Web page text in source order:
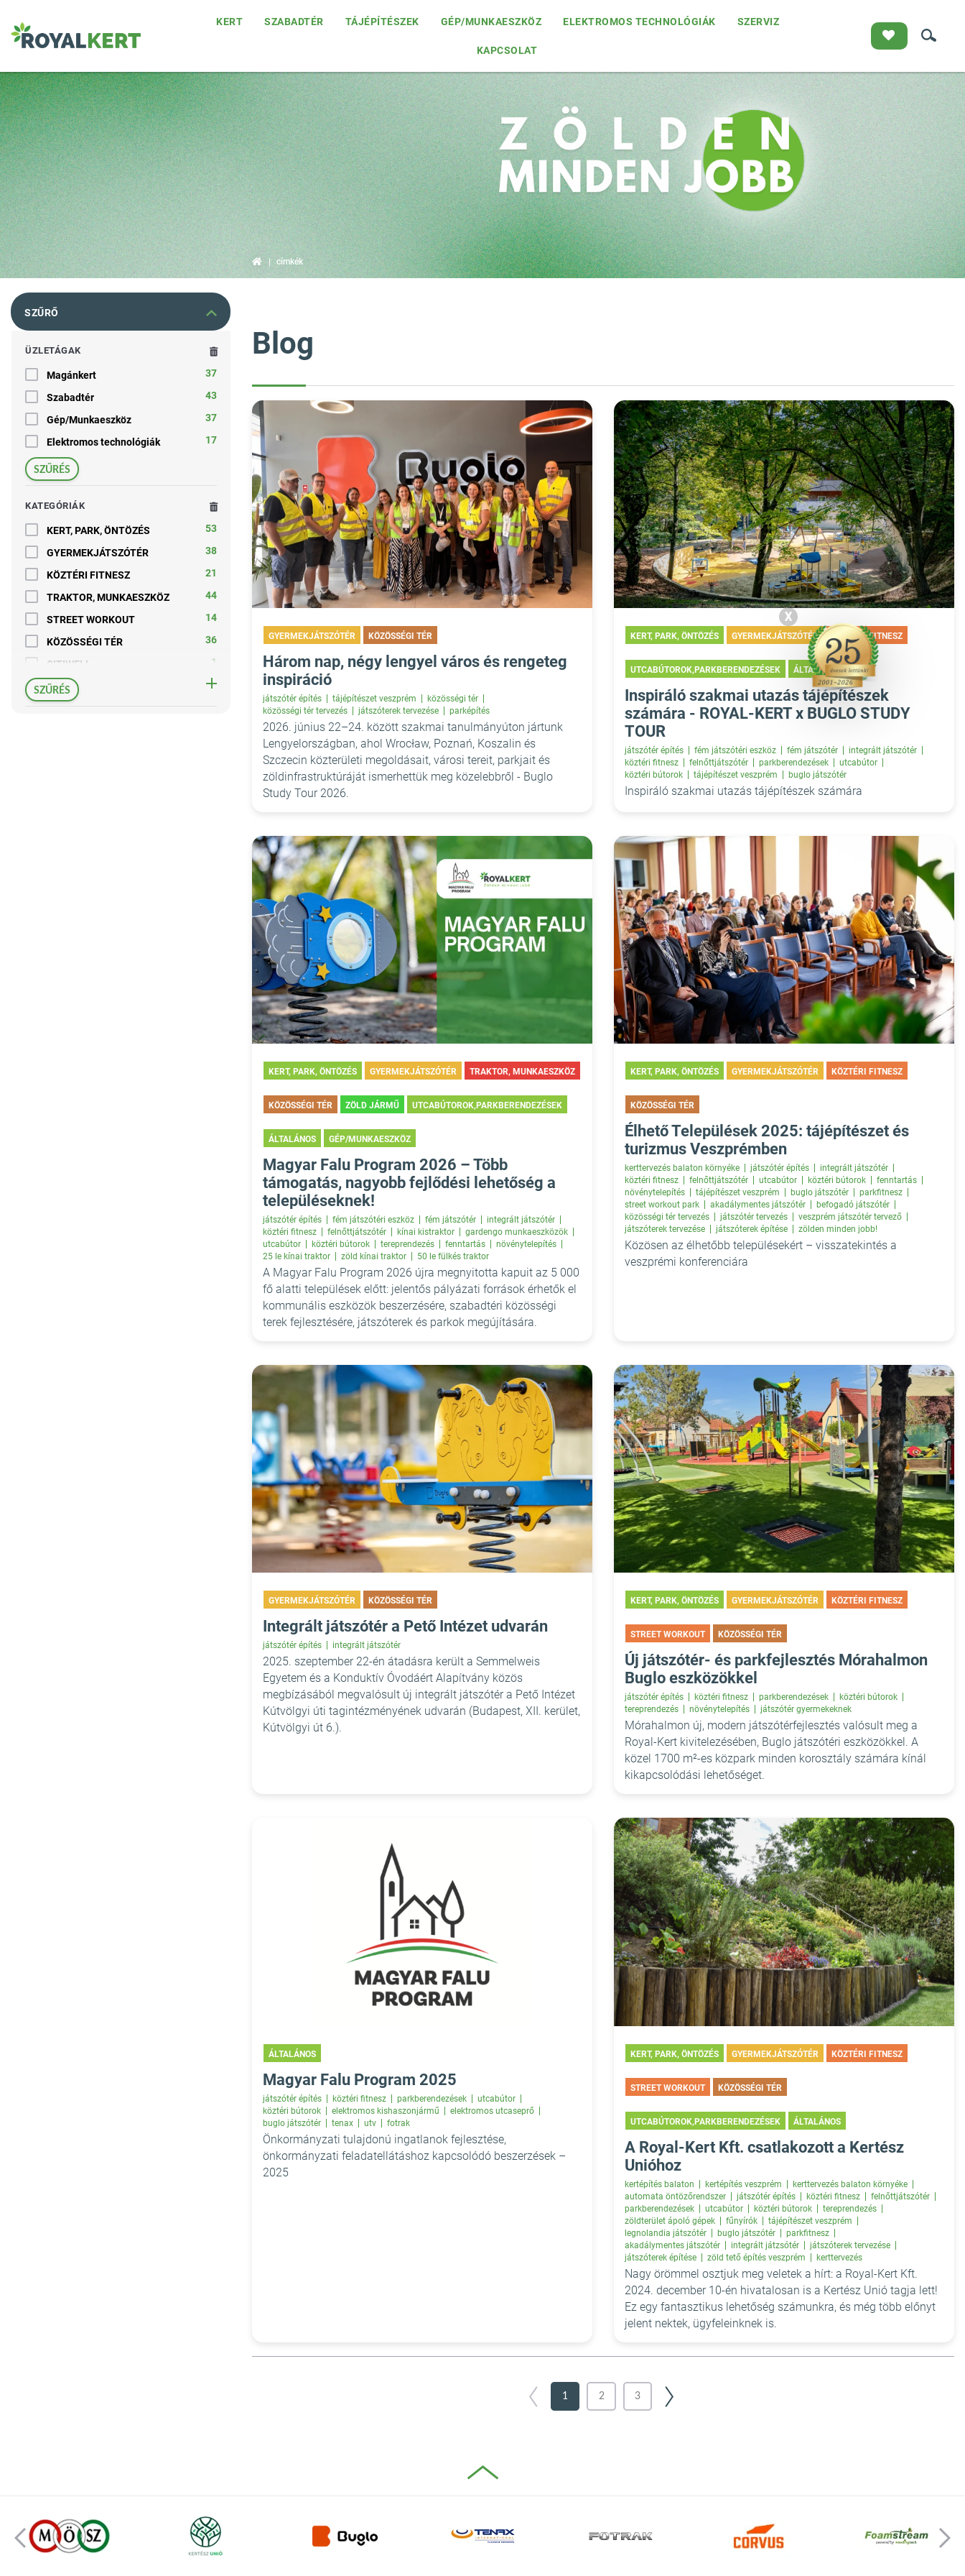
KERT SZABADTÉR TÁJÉPÍTÉSZEK GÉP/MUNKAESZKÖZ ELEKTROMOS TECHNOLÓGIÁK SZERVIZ
KAPCSOLAT
SZŰRŐ
ÜZLETÁGAK
Magánkert 37
Szabadtér 43
Gép/Munkaeszköz 37
Elektromos technológiák 17
SZŰRÉS
KATEGÓRIÁK
KERT, PARK, ÖNTÖZÉS 53
GYERMEKJÁTSZÓTÉR 38
KÖZTÉRI FITNESZ 21
TRAKTOR, MUNKAESZKÖZ 44
STREET WORKOUT 14
KÖZÖSSÉGI TÉR 36
CITIWELL 1
ZÖLD JÁRMŰ 27
SZŰRÉS
címkék
Blog
GYERMEKJÁTSZÓTÉR KÖZÖSSÉGI TÉR
Három nap, négy lengyel város és rengeteg
inspiráció
játszótér építés tájépítészet veszprém
közösségi tér
közösségi tér tervezés
játszóterek tervezése parképítés
2026. június 22–24. között szakmai tanulmányúton jártunk
Lengyelországban, ahol Wrocław, Poznań, Koszalin és
Szczecin közterületi megoldásait, városi tereit, parkjait és
zöldinfrastruktúráját ismerhettük meg közelebbről - Buglo
Study Tour 2026.
KERT, PARK, ÖNTÖZÉS GYERMEKJÁTSZÓTÉR KÖZTÉRI FITNESZ
UTCABÚTOROK,PARKBERENDEZÉSEK ÁLTALÁNOS
Inspiráló szakmai utazás tájépítészek
számára - ROYAL-KERT x BUGLO STUDY
TOUR
játszótér építés fém játszótéri eszköz fém játszótér
integrált játszótér
köztéri fitnesz
felnőttjátszótér parkberendezések
utcabútor
köztéri bútorok
tájépítészet veszprém buglo játszótér
Inspiráló szakmai utazás tájépítészek számára
KERT, PARK, ÖNTÖZÉS GYERMEKJÁTSZÓTÉR TRAKTOR, MUNKAESZKÖZ
KÖZÖSSÉGI TÉR ZÖLD JÁRMŰ UTCABÚTOROK,PARKBERENDEZÉSEK
ÁLTALÁNOS GÉP/MUNKAESZKÖZ
Magyar Falu Program 2026 – Több
támogatás, nagyobb fejlődési lehetőség a
településeknek!
játszótér építés fém játszótéri eszköz fém játszótér
integrált játszótér
köztéri fitnesz
felnőttjátszótér kínai kistraktor
gardengo munkaeszközök
utcabútor
köztéri bútorok tereprendezés fenntartás
növénytelepítés
25 le kínai traktor
zöld kínai traktor 50 le fülkés traktor
A Magyar Falu Program 2026 újra megnyitotta kapuit az 5 000
fő alatti települések előtt: jelentős pályázati források érhetők el
kommunális eszközök beszerzésére, szabadtéri közösségi
terek fejlesztésére, játszóterek és parkok megújítására.
KERT, PARK, ÖNTÖZÉS GYERMEKJÁTSZÓTÉR KÖZTÉRI FITNESZ
KÖZÖSSÉGI TÉR
Élhető Települések 2025: tájépítészet és
turizmus Veszprémben
kerttervezés balaton környéke játszótér építés
integrált játszótér
köztéri fitnesz
felnőttjátszótér utcabútor köztéri bútorok
fenntartás
növénytelepítés
tájépítészet veszprém buglo játszótér
parkfitnesz
street workout park
akadálymentes játszótér
befogadó játszótér
közösségi tér tervezés
játszótér tervezés
veszprém játszótér tervező
játszóterek tervezése
játszóterek építése zölden minden jobb!
Közösen az élhetőbb településekért – visszatekintés a
veszprémi konferenciára
GYERMEKJÁTSZÓTÉR KÖZÖSSÉGI TÉR
Integrált játszótér a Pető Intézet udvarán
játszótér építés integrált játszótér
2025. szeptember 22-én átadásra került a Semmelweis
Egyetem és a Konduktív Óvodáért Alapítvány közös
megbízásából megvalósult új integrált játszótér a Pető Intézet
Kútvölgyi úti tagintézményének udvarán (Budapest, XII. kerület,
Kútvölgyi út 6.).
KERT, PARK, ÖNTÖZÉS GYERMEKJÁTSZÓTÉR KÖZTÉRI FITNESZ
STREET WORKOUT KÖZÖSSÉGI TÉR
Új játszótér- és parkfejlesztés Mórahalmon
Buglo eszközökkel
játszótér építés köztéri fitnesz parkberendezések
köztéri bútorok
tereprendezés
növénytelepítés játszótér gyermekeknek
Mórahalmon új, modern játszótérfejlesztés valósult meg a
Royal-Kert kivitelezésében, Buglo játszótéri eszközökkel. A
közel 1700 m²-es közpark minden korosztály számára kínál
kikapcsolódási lehetőséget.
ÁLTALÁNOS
Magyar Falu Program 2025
játszótér építés köztéri fitnesz parkberendezések
utcabútor
köztéri bútorok
elektromos kishaszonjármű
elektromos utcaseprő
buglo játszótér
tenax utv fotrak
Önkormányzati tulajdonú ingatlanok fejlesztése,
önkormányzati feladatellátáshoz kapcsolódó beszerzések –
2025
KERT, PARK, ÖNTÖZÉS GYERMEKJÁTSZÓTÉR KÖZTÉRI FITNESZ
STREET WORKOUT KÖZÖSSÉGI TÉR
UTCABÚTOROK,PARKBERENDEZÉSEK ÁLTALÁNOS
A Royal-Kert Kft. csatlakozott a Kertész
Unióhoz
kertépítés balaton kertépítés veszprém
kerttervezés balaton környéke
automata öntözőrendszer
játszótér építés köztéri fitnesz
felnőttjátszótér
parkberendezések
utcabútor köztéri bútorok
tereprendezés
zöldterület ápoló gépek
fűnyírók
tájépítészet veszprém
legnolandia játszótér
buglo játszótér
parkfitnesz
akadálymentes játszótér
integrált játzsótér
játszóterek tervezése
játszóterek építése
zöld tető építés veszprém kerttervezés
Nagy örömmel osztjuk meg veletek a hírt: a Royal-Kert Kft.
2024. december 10-én hivatalosan is a Kertész Unió tagja lett!
Ez egy fantasztikus lehetőség számunkra, és még több előnyt
jelent nektek, ügyfeleinknek is.
1 2 3
X